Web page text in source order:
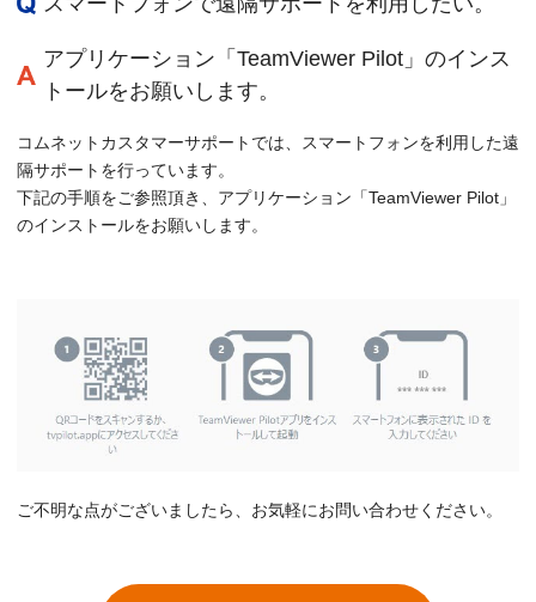
アプリケーション「TeamViewer Pilot」のインス
トールをお願いします。
コムネットカスタマーサポートでは、スマートフォンを利用した遠
隔サポートを行っています。
下記の手順をご参照頂き、アプリケーション「TeamViewer Pilot」
のインストールをお願いします。
ご不明な点がございましたら、お気軽にお問い合わせください。